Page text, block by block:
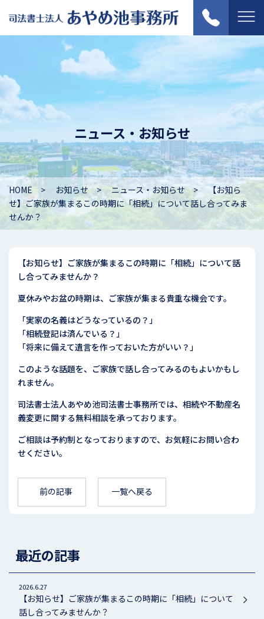
ニュース・お知らせ
HOME お知らせ ニュース・お知らせ
【お知ら
せ】ご家族が集まるこの時期に「相続」について話し合ってみま
せんか？
【お知らせ】ご家族が集まるこの時期に「相続」について話
し合ってみませんか？
夏休みやお盆の時期は、ご家族が集まる貴重な機会です。
「実家の名義はどうなっているの？」
「相続登記は済んでいる？」
「将来に備えて遺言を作っておいた方がいい？」
このような話題を、ご家族で話し合ってみるのもよいかもし
れません。
司法書士法人あやめ池司法書士事務所では、相続や不動産名
義変更に関する無料相談を承っております。
ご相談は予約制となっておりますので、お気軽にお問い合わ
せください。
前の記事 一覧へ戻る
最近の記事
2026.6.27
【お知らせ】ご家族が集まるこの時期に「相続」について
話し合ってみませんか？